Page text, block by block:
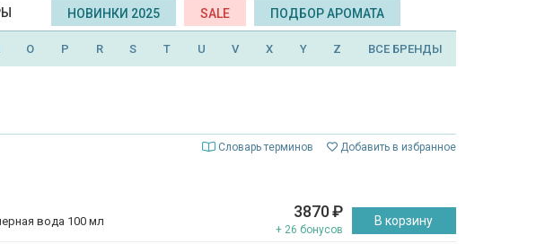
НОВИНКИ 2025 SALE ПОДБОР АРОМАТА
O P R S T U V X Y Z ВСЕ БРЕНДЫ
Словарь терминов Добавить в избранное
вода 100 мл 3870₽
+ 26 бонусов
В корзину